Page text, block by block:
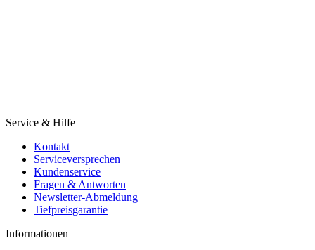
Service & Hilfe
Kontakt
Serviceversprechen
Kundenservice
Fragen & Antworten
Newsletter-Abmeldung
Tiefpreisgarantie
Informationen